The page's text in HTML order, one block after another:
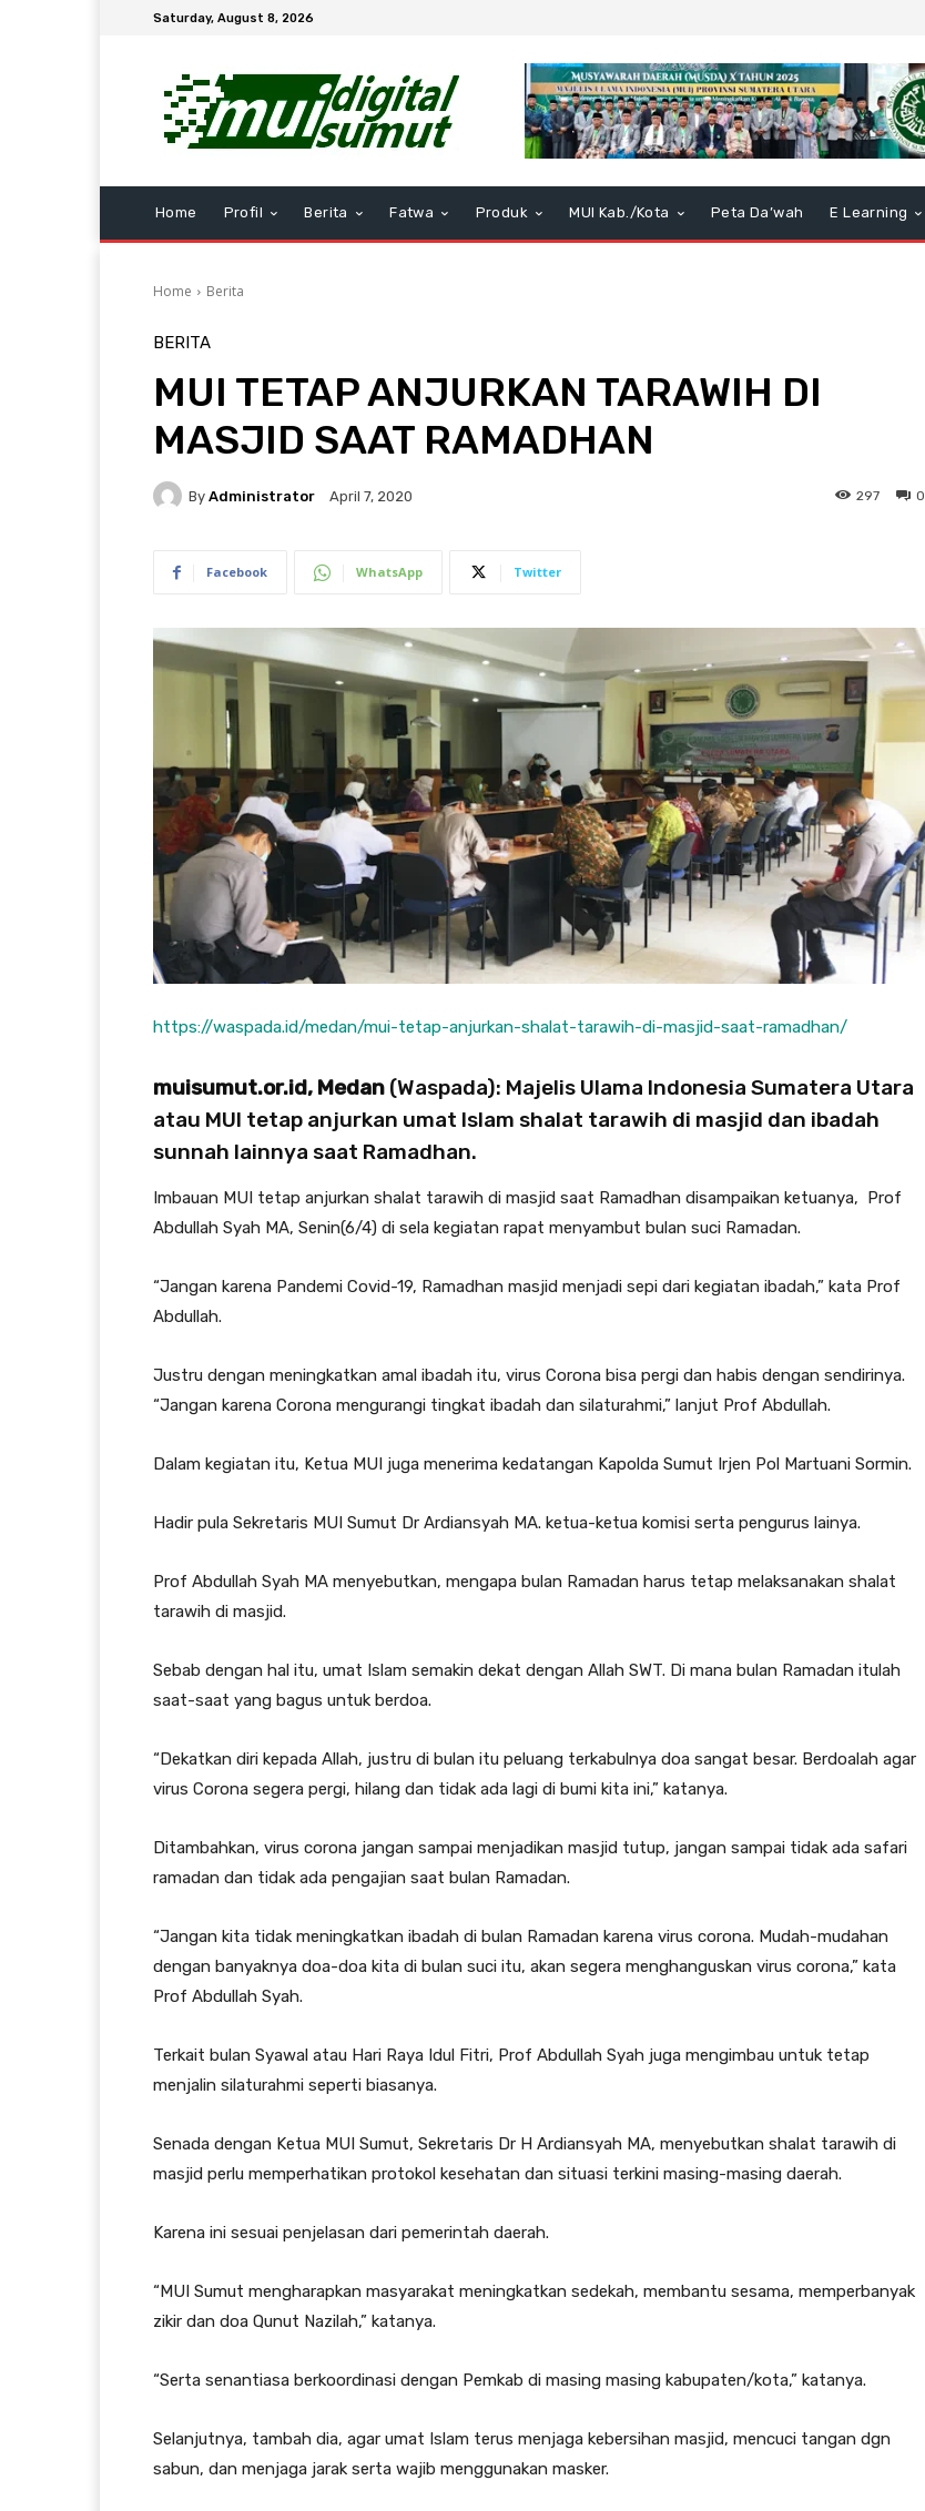
Saturday, August 8, 2026
Home Profil Berita Fatwa Produk MUI Kab./Kota Peta Da’wah E Learning
Home Berita
BERITA
MUI TETAP ANJURKAN TARAWIH DI
MASJID SAAT RAMADHAN
By Administrator April 7, 2020 0
297
Facebook WhatsApp Twitter
https://waspada.id/medan/mui-tetap-anjurkan-shalat-tarawih-di-masjid-saat-ramadhan/
muisumut.or.id, Medan (Waspada): Majelis Ulama Indonesia Sumatera Utara
atau MUI tetap anjurkan umat Islam shalat tarawih di masjid dan ibadah
sunnah lainnya saat Ramadhan.
Imbauan MUI tetap anjurkan shalat tarawih di masjid saat Ramadhan disampaikan ketuanya, Prof
Abdullah Syah MA, Senin(6/4) di sela kegiatan rapat menyambut bulan suci Ramadan.
“Jangan karena Pandemi Covid-19, Ramadhan masjid menjadi sepi dari kegiatan ibadah,” kata Prof
Abdullah.
Justru dengan meningkatkan amal ibadah itu, virus Corona bisa pergi dan habis dengan sendirinya.
“Jangan karena Corona mengurangi tingkat ibadah dan silaturahmi,” lanjut Prof Abdullah.
Dalam kegiatan itu, Ketua MUI juga menerima kedatangan Kapolda Sumut Irjen Pol Martuani Sormin.
Hadir pula Sekretaris MUI Sumut Dr Ardiansyah MA. ketua-ketua komisi serta pengurus lainya.
Prof Abdullah Syah MA menyebutkan, mengapa bulan Ramadan harus tetap melaksanakan shalat
tarawih di masjid.
Sebab dengan hal itu, umat Islam semakin dekat dengan Allah SWT. Di mana bulan Ramadan itulah
saat-saat yang bagus untuk berdoa.
“Dekatkan diri kepada Allah, justru di bulan itu peluang terkabulnya doa sangat besar. Berdoalah agar
virus Corona segera pergi, hilang dan tidak ada lagi di bumi kita ini,” katanya.
Ditambahkan, virus corona jangan sampai menjadikan masjid tutup, jangan sampai tidak ada safari
ramadan dan tidak ada pengajian saat bulan Ramadan.
“Jangan kita tidak meningkatkan ibadah di bulan Ramadan karena virus corona. Mudah-mudahan
dengan banyaknya doa-doa kita di bulan suci itu, akan segera menghanguskan virus corona,” kata
Prof Abdullah Syah.
Terkait bulan Syawal atau Hari Raya Idul Fitri, Prof Abdullah Syah juga mengimbau untuk tetap
menjalin silaturahmi seperti biasanya.
Senada dengan Ketua MUI Sumut, Sekretaris Dr H Ardiansyah MA, menyebutkan shalat tarawih di
masjid perlu memperhatikan protokol kesehatan dan situasi terkini masing-masing daerah.
Karena ini sesuai penjelasan dari pemerintah daerah.
“MUI Sumut mengharapkan masyarakat meningkatkan sedekah, membantu sesama, memperbanyak
zikir dan doa Qunut Nazilah,” katanya.
“Serta senantiasa berkoordinasi dengan Pemkab di masing masing kabupaten/kota,” katanya.
Selanjutnya, tambah dia, agar umat Islam terus menjaga kebersihan masjid, mencuci tangan dgn
sabun, dan menjaga jarak serta wajib menggunakan masker.